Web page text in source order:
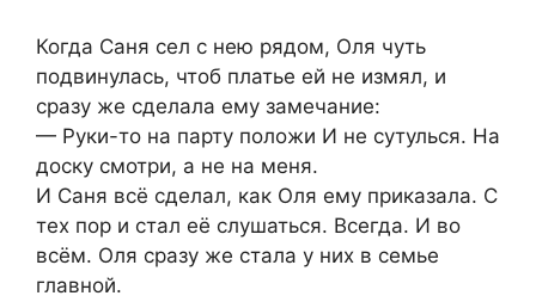
Когда Саня сел с нею рядом, Оля чуть
подвинулась, чтоб платье ей не измял, и
сразу же сделала ему замечание:
— Руки-то на парту положи И не сутулься. На
доску смотри, а не на меня.
И Саня всё сделал, как Оля ему приказала. С
тех пор и стал её слушаться. Всегда. И во
всём. Оля сразу же стала у них в семье
главной.